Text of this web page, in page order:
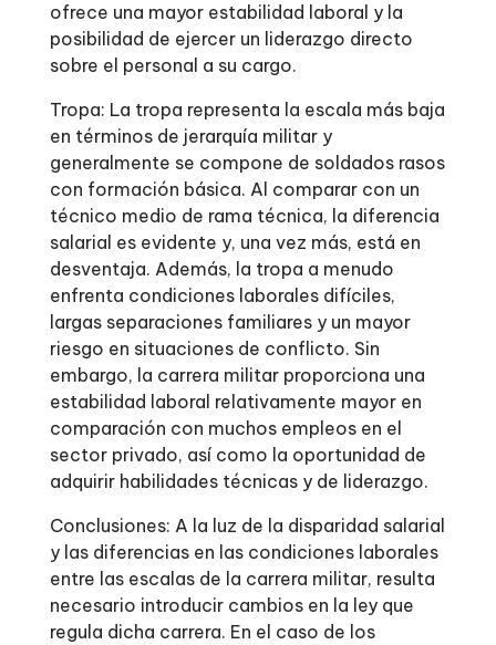
ofrece una mayor estabilidad laboral y la
posibilidad de ejercer un liderazgo directo
sobre el personal a su cargo.
Tropa: La tropa representa la escala más baja
en términos de jerarquía militar y
generalmente se compone de soldados rasos
con formación básica. Al comparar con un
técnico medio de rama técnica, la diferencia
salarial es evidente y, una vez más, está en
desventaja. Además, la tropa a menudo
enfrenta condiciones laborales difíciles,
largas separaciones familiares y un mayor
riesgo en situaciones de conflicto. Sin
embargo, la carrera militar proporciona una
estabilidad laboral relativamente mayor en
comparación con muchos empleos en el
sector privado, así como la oportunidad de
adquirir habilidades técnicas y de liderazgo.
Conclusiones: A la luz de la disparidad salarial
y las diferencias en las condiciones laborales
entre las escalas de la carrera militar, resulta
necesario introducir cambios en la ley que
regula dicha carrera. En el caso de los